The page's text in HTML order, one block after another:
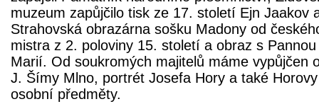
muzeum zapůjčilo tisk ze 17. století Ejn Jaakov
Strahovská obrazárna sošku Madony od
mistra z 2. poloviny 15. století a obraz s Pannou
Marií. Od soukromých majitelů máme vypůjčen
J. Šímy Mlno, portrét Josefa Hory a také Horovy
osobní předměty.